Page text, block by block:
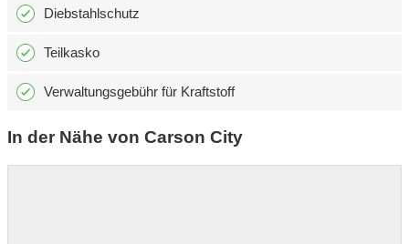
Diebstahlschutz
Teilkasko
Verwaltungsgebühr für Kraftstoff
In der Nähe von Carson City